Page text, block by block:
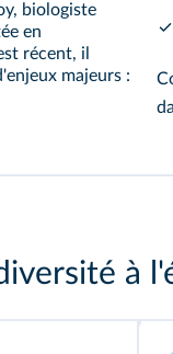
biologiste
en
récent, il
majeurs :
à